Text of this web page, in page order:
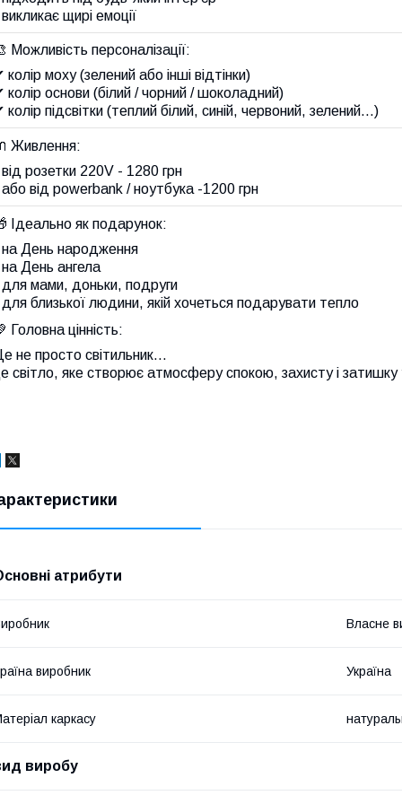
викликає щирі емоції
Можливість персоналізації:
колір моху (зелений або інші відтінки)
колір основи (білий / чорний / шоколадний)
колір підсвітки (теплий білий, синій, червоний, зелений…)
Живлення:
від розетки 220V - 1280 грн
або від powerbank / ноутбука -1200 грн
Ідеально як подарунок:
на День народження
на День ангела
для мами, доньки, подруги
для близької людини, якій хочеться подарувати тепло
Головна цінність:
не просто світильник…
світло, яке створює атмосферу спокою, захисту і затишку
атрибути
Власне
виробник Україна
каркасу
виробу